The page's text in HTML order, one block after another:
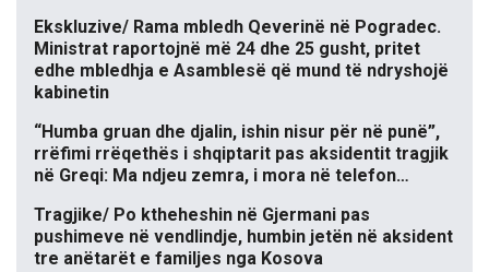
Ekskluzive/ Rama mbledh Qeverinë në Pogradec.
Ministrat raportojnë më 24 dhe 25 gusht, pritet
edhe mbledhja e Asamblesë që mund të ndryshojë
kabinetin
“Humba gruan dhe djalin, ishin nisur për në punë”,
rrëfimi rrëqethës i shqiptarit pas aksidentit tragjik
në Greqi: Ma ndjeu zemra, i mora në telefon…
Tragjike/ Po ktheheshin në Gjermani pas
pushimeve në vendlindje, humbin jetën në aksident
tre anëtarët e familjes nga Kosova